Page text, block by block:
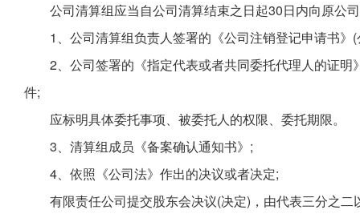
公司清算组应当自公司清算结束之日起30日内向原公
1、公司清算组负责人签署的《公司注销登记申请书》
2、公司签署的《指定代表或者共同委托代理人的证
件;
应标明具体委托事项、被委托人的权限、委托期限。
3、清算组成员《备案确认通知书》;
4、依照《公司法》作出的决议或者决定;
有限责任公司提交股东会决议(决定)，由代表三分之